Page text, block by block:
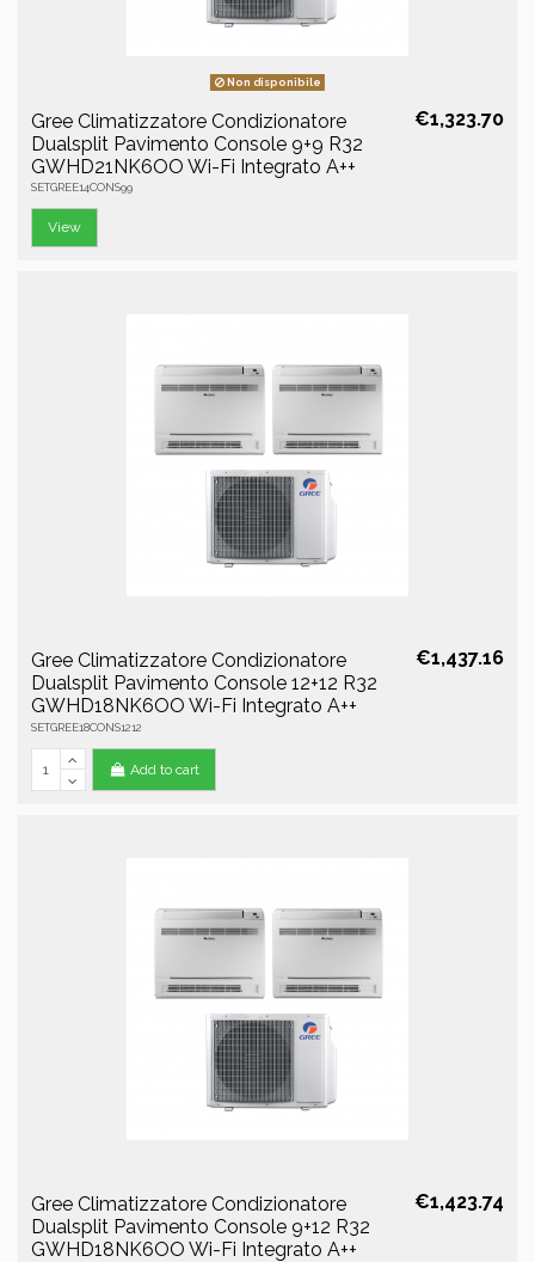
Non disponibile
Gree Climatizzatore Condizionatore
Dualsplit Pavimento Console 9+9 R32
GWHD21NK6OO Wi-Fi Integrato A++
SETGREE14CONS99
€1,323.70
View
Gree Climatizzatore Condizionatore
Dualsplit Pavimento Console 12+12 R32
GWHD18NK6OO Wi-Fi Integrato A++
SETGREE18CONS1212
€1,437.16
Add to cart
Gree Climatizzatore Condizionatore
Dualsplit Pavimento Console 9+12 R32
GWHD18NK6OO Wi-Fi Integrato A++
€1,423.74